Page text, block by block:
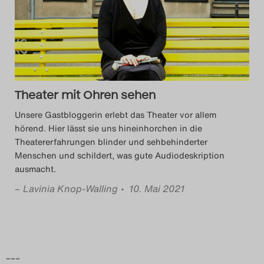
Das Theatertreffen-Blog
2014
Das Theatertreffen-Blog
2015
Das Theatertreffen-Blog
2016
Das Theatertreffen-Blog
Theater mit Ohren sehen
Unsere Gastbloggerin erlebt das Theater vor allem
hörend. Hier lässt sie uns hineinhorchen in die
Theatererfahrungen blinder und sehbehinderter
Menschen und schildert, was gute Audiodeskription
ausmacht.
– Lavinia Knop-Walling • 10. Mai 2021
–––